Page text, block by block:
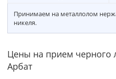
Принимаем на металлолом
никеля.
Цены на прием черного
Арбат